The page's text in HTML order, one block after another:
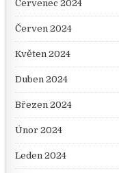
Červenec 2024
Červen 2024
Květen 2024
Duben 2024
Březen 2024
Únor 2024
Leden 2024